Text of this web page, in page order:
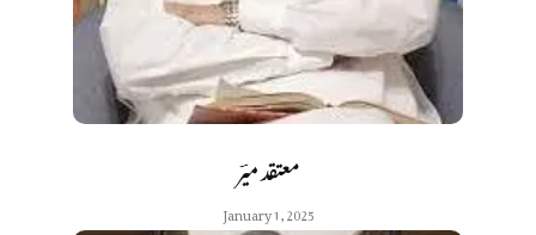
معتقد میؔر
January 1, 2025